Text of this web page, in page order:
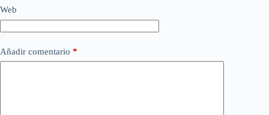
Web
Añadir comentario *